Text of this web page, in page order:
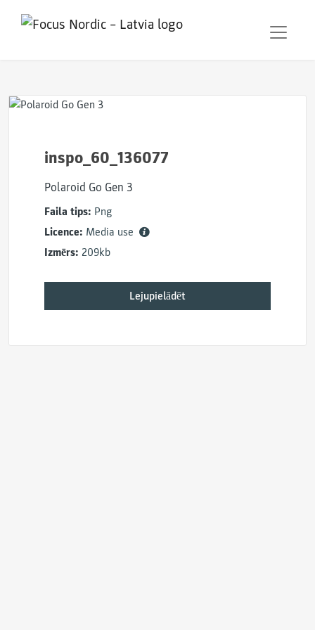
inspo_60_136077
Polaroid Go Gen 3
Faila tips: Png
Licence: Media use
Izmērs: 209kb
Lejupielādēt